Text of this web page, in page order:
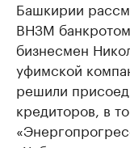
Башкирии
ВНЗМ
бизнесмен
уфимской
решили
кредиторов, в